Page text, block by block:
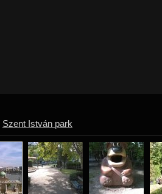
Szent István park